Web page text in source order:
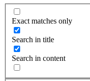
Exact matches only
Search in title
Search in content